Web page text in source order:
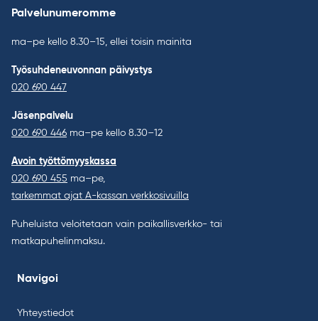
Palvelunumeromme
ma–pe kello 8.30–15, ellei toisin mainita
Työsuhdeneuvonnan päivystys
020 690 447
Jäsenpalvelu
020 690 446 ma–pe kello 8.30–12
Avoin työttömyyskassa
020 690 455 ma–pe,
tarkemmat ajat A-kassan verkkosivuilla
Puheluista veloitetaan vain paikallisverkko- tai
matkapuhelinmaksu.
Navigoi
Yhteystiedot